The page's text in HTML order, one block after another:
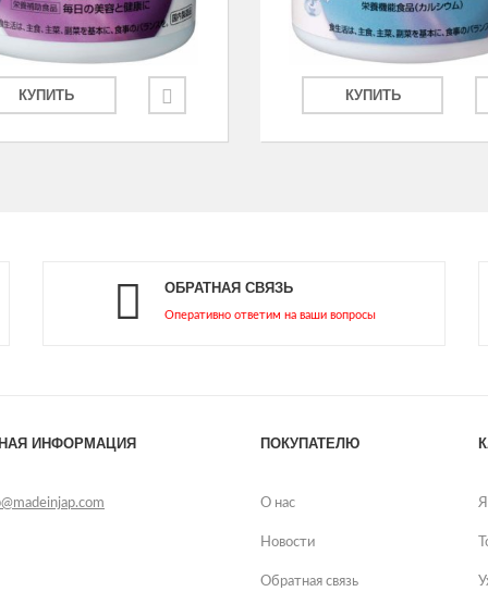
КУПИТЬ КУПИТЬ
ОБРАТНАЯ СВЯЗЬ
Оперативно ответим на ваши вопросы
ИНФОРМАЦИЯ ПОКУПАТЕЛЮ
О нас
Новости
Обратная связь